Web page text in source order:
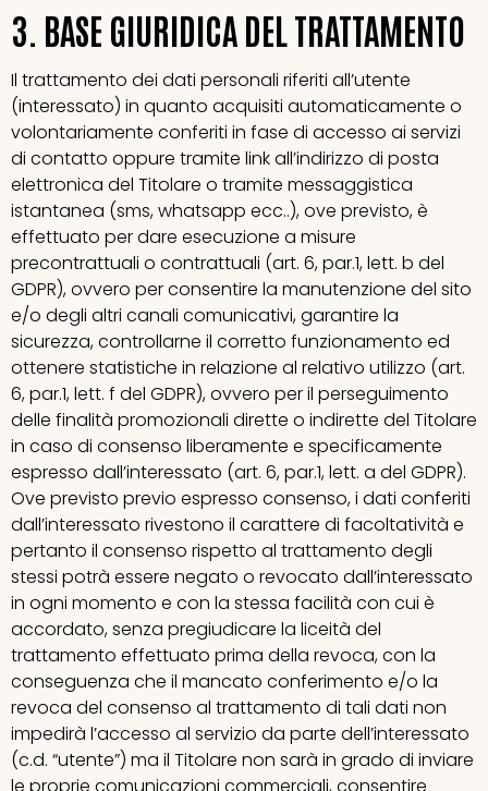
3. BASE GIURIDICA DEL TRATTAMENTO
Il trattamento dei dati personali riferiti all’utente
(interessato) in quanto acquisiti automaticamente o
volontariamente conferiti in fase di accesso ai servizi
di contatto oppure tramite link all’indirizzo di posta
elettronica del Titolare o tramite messaggistica
istantanea (sms, whatsapp ecc..), ove previsto, è
effettuato per dare esecuzione a misure
precontrattuali o contrattuali (art. 6, par.1, lett. b del
GDPR), ovvero per consentire la manutenzione del sito
e/o degli altri canali comunicativi, garantire la
sicurezza, controllarne il corretto funzionamento ed
ottenere statistiche in relazione al relativo utilizzo (art.
6, par.1, lett. f del GDPR), ovvero per il perseguimento
delle finalità promozionali dirette o indirette del Titolare
in caso di consenso liberamente e specificamente
espresso dall’interessato (art. 6, par.1, lett. a del GDPR).
Ove previsto previo espresso consenso, i dati conferiti
dall’interessato rivestono il carattere di facoltatività e
pertanto il consenso rispetto al trattamento degli
stessi potrà essere negato o revocato dall’interessato
in ogni momento e con la stessa facilità con cui è
accordato, senza pregiudicare la liceità del
trattamento effettuato prima della revoca, con la
conseguenza che il mancato conferimento e/o la
revoca del consenso al trattamento di tali dati non
impedirà l’accesso al servizio da parte dell’interessato
(c.d. “utente”) ma il Titolare non sarà in grado di inviare